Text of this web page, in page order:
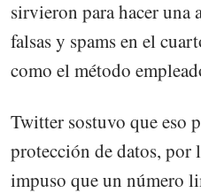
sirvieron para hacer una
falsas y spams en el
como el método
Twitter sostuvo que eso
protección de datos, por
impuso que un número